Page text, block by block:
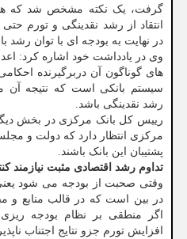
گرفت، یک نکته مشخص شد که
انتقاد از رشد نقدینگی و تورم
در نهایت به بودجه ای با توان رشد
وی در یادداشت خود اشاره کرد:
های گوناگون آن دربرگیرنده
سیستم بانکی است که نتیجه آن
رشد نقدینگی باشد.
رییس کل بانک مرکزی در بخش
مرکزی انتظار دارد که دولت و
پشتیبان این بانک باشند.
تداوم رشد اقتصادی مثبت نیازمند
وقتی صحبت از بودجه می شود یعنی
در بین است که در قالب منابع و
اگر منطقی بر نظام بودجه
افزایش تورم جزو نتایج اجتناب